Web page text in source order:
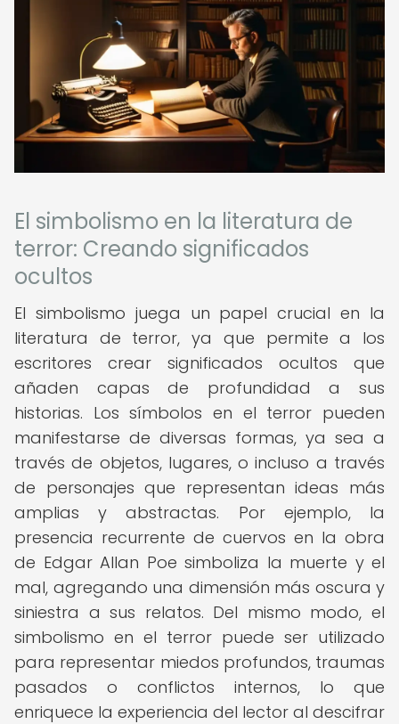
El simbolismo en la literatura de
terror: Creando significados
ocultos
El simbolismo juega un papel crucial en la
literatura de terror, ya que permite a los
escritores crear significados ocultos que
añaden capas de profundidad a sus
historias. Los símbolos en el terror pueden
manifestarse de diversas formas, ya sea a
través de objetos, lugares, o incluso a través
de personajes que representan ideas más
amplias y abstractas. Por ejemplo, la
presencia recurrente de cuervos en la obra
de Edgar Allan Poe simboliza la muerte y el
mal, agregando una dimensión más oscura y
siniestra a sus relatos. Del mismo modo, el
simbolismo en el terror puede ser utilizado
para representar miedos profundos, traumas
pasados o conflictos internos, lo que
enriquece la experiencia del lector al descifrar